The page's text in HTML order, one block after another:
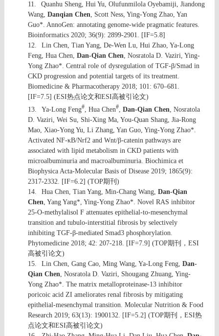
11.
Quanhu Sheng, Hui Yu, Olufunmilola Oyebamiji, Jiandong
Wang, Danqian Chen, Scott Ness, Ying-Yong Zhao, Yan
Guo*. AnnoGen: annotating genome-wide pragmatic features.
Bioinformatics 2020; 36(9): 2899-2901. [IF=5.8]
12.
Lin Chen, Tian Yang, De-Wen Lu, Hui Zhao, Ya-Long
Feng, Hua Chen, Dan-Qian Chen, Nosratola D. Vaziri, Ying-
Yong Zhao*. Central role of dysregulation of TGF-β/Smad in
CKD progression and potential targets of its treatment.
Biomedicine & Pharmacotherapy 2018; 101: 670–681.
[IF=7.5] (ESI热点论文和ESI高被引论文)
13.
Ya-Long Feng#, Hua Chen#, Dan-Qian Chen , Nosratola
D. Vaziri, Wei Su, Shi-Xing Ma, You-Quan Shang, Jia-Rong
Mao, Xiao-Yong Yu, Li Zhang, Yan Guo, Ying-Yong Zhao*.
Activated NF-κB/Nrf2 and Wnt/β-catenin pathways are
associated with lipid metabolism in CKD patients with
microalbuminuria and macroalbuminuria. Biochimica et
Biophysica Acta-Molecular Basis of Disease 2019; 1865(9):
2317-2332. [IF=6.2] (TOP期刊 )
14.
Hua Chen, Tian Yang, Min-Chang Wang, Dan-Qian
Chen , Yang Yang*, Ying-Yong Zhao*. Novel RAS inhibitor
25-O-methylalisol F attenuates epithelial-to-mesenchymal
transition and tubulo-interstitial fibrosis by selectively
inhibiting TGF-β-mediated Smad3 phosphorylation.
Phytomedicine 2018; 42: 207-218. [IF=7.9] (TOP期刊， ESI
高被引论文)
15.
Lin Chen, Gang Cao, Ming Wang, Ya-Long Feng, Dan-
Qian Chen , Nosratola D. Vaziri, Shougang Zhuang, Ying-
Yong Zhao*. The matrix metalloproteinase-13 inhibitor
poricoic acid ZI ameliorates renal fibrosis by mitigating
epithelial-mesenchymal transition. Molecular Nutrition & Food
Research 2019; 63(13): 1900132. [IF=5.2] (TOP期刊， ESI热
点论文和ESI高被引论文)